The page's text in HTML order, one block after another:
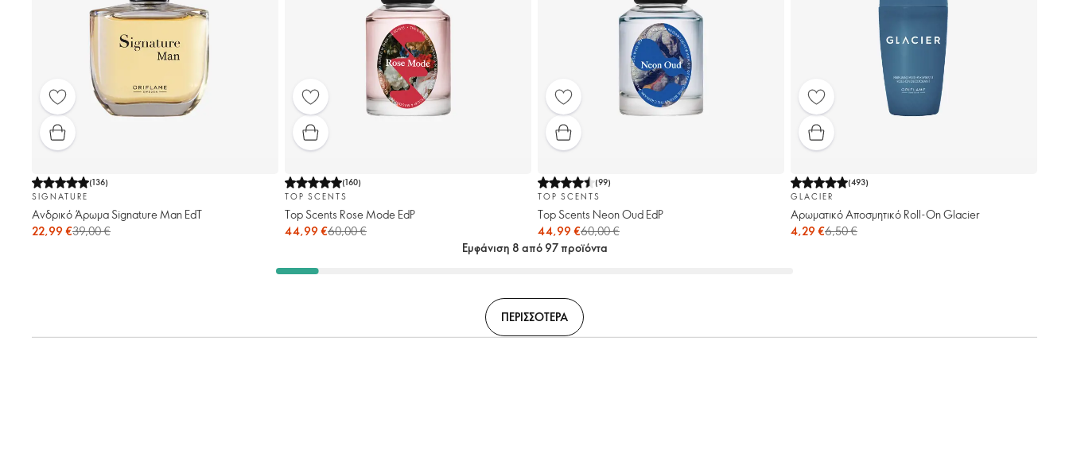
(136)
SIGNATURE
Ανδρικό Άρωμα Signature Man EdT
22,99 €39,00 €
(160)
TOP SCENTS
Top Scents Rose Mode EdP
44,99 €60,00 €
(99)
TOP SCENTS
Top Scents Neon Oud EdP
44,99 €60,00 €
(493)
GLACIER
Aρωματικό Aποσμητικό Roll-On Glacier
4,29 €6,50 €
Εμφάνιση 8 από 97 προϊόντα
ΠΕΡΙΣΣΟΤΕΡΑ